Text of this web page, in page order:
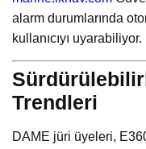
alarm durumlarında
kullanıcıyı uyarabiliyor.
Trendleri
DAME jüri üyeleri,